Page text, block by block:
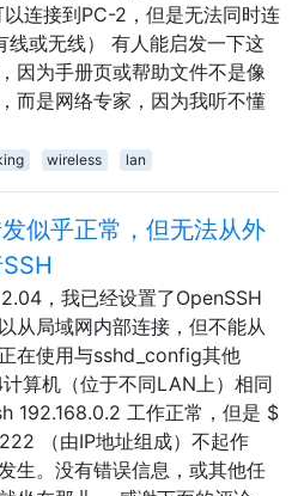
连接到PC-2，但是无法同时连
线或无线） 有人能启发一下这
因为手册页或帮助文件不是像
而是网络专家，因为我听不懂
wireless lan
似乎正常，但无法从外
，我已经设置了OpenSSH
从局域网内部连接，但不能从
在使用与sshd_config其他
算机（位于不同LAN上）相同
192.168.0.2 工作正常，但是 $
（由IP地址组成）不起作
生。没有错误信息，或其他任